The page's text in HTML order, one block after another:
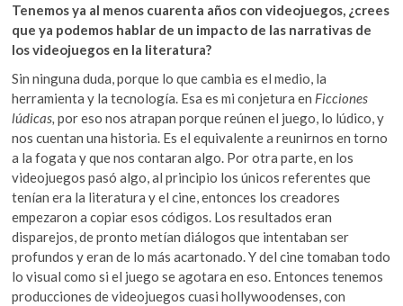
Tenemos ya al menos cuarenta años con videojuegos, ¿crees
que ya podemos hablar de un impacto de las narrativas de
los videojuegos en la literatura?
Sin ninguna duda, porque lo que cambia es el medio, la
herramienta y la tecnología. Esa es mi conjetura en Ficciones
lúdicas,por eso nos atrapan porque reúnen el juego, lo lúdico, y
nos cuentan una historia. Es el equivalente a reunirnos en torno
a la fogata y que nos contaran algo. Por otra parte, en los
videojuegos pasó algo, al principio los únicos referentes que
tenían era la literatura y el cine, entonces los creadores
empezaron a copiar esos códigos. Los resultados eran
disparejos, de pronto metían diálogos que intentaban ser
profundos y eran de lo más acartonado. Y del cine tomaban todo
lo visual como si el juego se agotara en eso. Entonces tenemos
producciones de videojuegos cuasi hollywoodenses, con